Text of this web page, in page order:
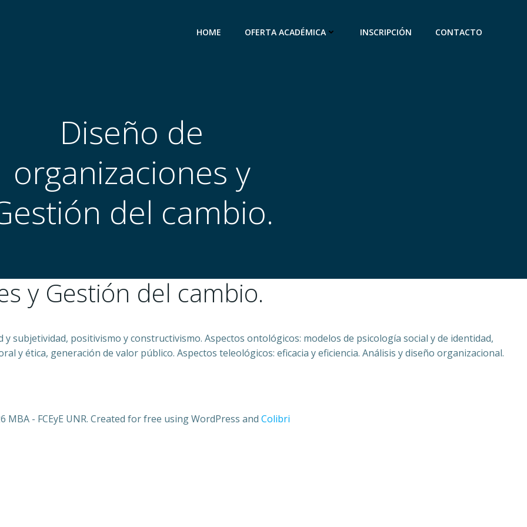
HOME OFERTA ACADÉMICA INSCRIPCIÓN CONTACTO
Diseño de
organizaciones y
del cambio.
y Gestión del cambio.
subjetividad, positivismo y constructivismo. Aspectos ontológicos: modelos de psicología social y de identidad,
y ética, generación de valor público. Aspectos teleológicos: eficacia y eficiencia. Análisis y diseño organizacional.
MBA - FCEyE UNR. Created for free using WordPress and Colibri